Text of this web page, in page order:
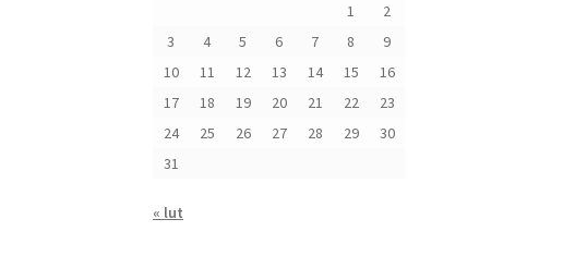
1
2
3
4 5 6 7 8
9
10
11 12 13 14 15
16
17
18 19 20 21 22
23
24
25 26 27 28 29
30
31
« lut